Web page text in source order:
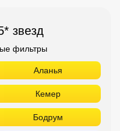
звезд
фильтры
Аланья
Кемер
Бодрум